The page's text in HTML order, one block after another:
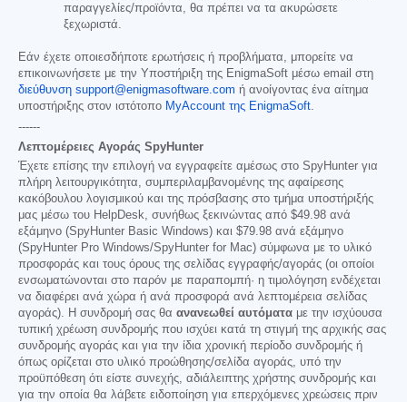
παραγγελίες/προϊόντα, θα πρέπει να τα ακυρώσετε
ξεχωριστά.
Εάν έχετε οποιεσδήποτε ερωτήσεις ή προβλήματα, μπορείτε να
επικοινωνήσετε με την Υποστήριξη της EnigmaSoft μέσω email στη
διεύθυνση support@enigmasoftware.com ή ανοίγοντας ένα αίτημα
υποστήριξης στον ιστότοπο MyAccount της EnigmaSoft.
------
Λεπτομέρειες Αγοράς SpyHunter
Έχετε επίσης την επιλογή να εγγραφείτε αμέσως στο SpyHunter για
πλήρη λειτουργικότητα, συμπεριλαμβανομένης της αφαίρεσης
κακόβουλου λογισμικού και της πρόσβασης στο τμήμα υποστήριξής
μας μέσω του HelpDesk, συνήθως ξεκινώντας από $49.98 ανά
εξάμηνο (SpyHunter Basic Windows) και $79.98 ανά εξάμηνο
(SpyHunter Pro Windows/SpyHunter for Mac) σύμφωνα με το υλικό
προσφοράς και τους όρους της σελίδας εγγραφής/αγοράς (οι οποίοι
ενσωματώνονται στο παρόν με παραπομπή· η τιμολόγηση ενδέχεται
να διαφέρει ανά χώρα ή ανά προσφορά ανά λεπτομέρεια σελίδας
αγοράς). Η συνδρομή σας θα ανανεωθεί αυτόματα με την ισχύουσα
τυπική χρέωση συνδρομής που ισχύει κατά τη στιγμή της αρχικής σας
συνδρομής αγοράς και για την ίδια χρονική περίοδο συνδρομής ή
όπως ορίζεται στο υλικό προώθησης/σελίδα αγοράς, υπό την
προϋπόθεση ότι είστε συνεχής, αδιάλειπτης χρήστης συνδρομής και
για την οποία θα λάβετε ειδοποίηση για επερχόμενες χρεώσεις πριν